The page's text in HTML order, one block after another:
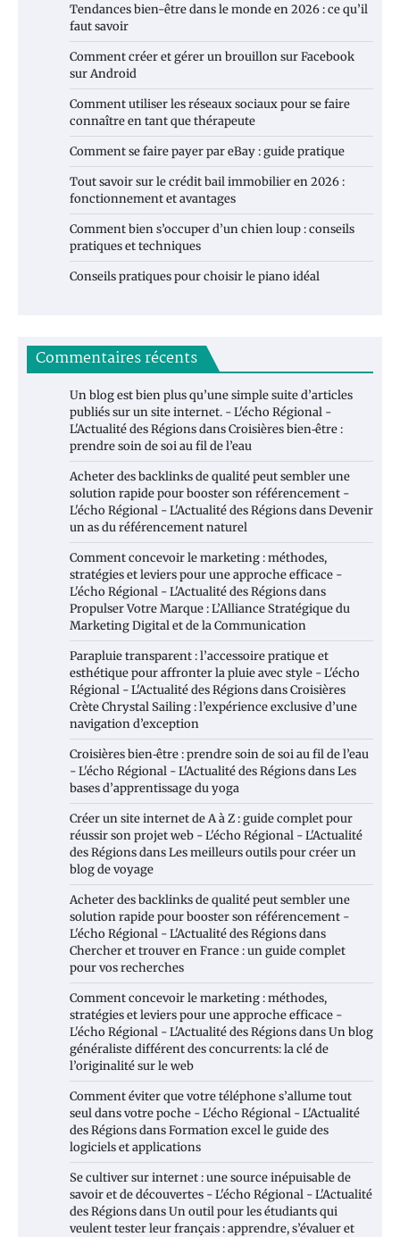
Tendances bien-être dans le monde en 2026 : ce qu’il
faut savoir
Comment créer et gérer un brouillon sur Facebook
sur Android
Comment utiliser les réseaux sociaux pour se faire
connaître en tant que thérapeute
Comment se faire payer par eBay : guide pratique
Tout savoir sur le crédit bail immobilier en 2026 :
fonctionnement et avantages
Comment bien s’occuper d’un chien loup : conseils
pratiques et techniques
Conseils pratiques pour choisir le piano idéal
Commentaires récents
Un blog est bien plus qu’une simple suite d’articles
publiés sur un site internet. - L'écho Régional -
L'Actualité des RégionsdansCroisières bien‑être :
prendre soin de soi au fil de l’eau
Acheter des backlinks de qualité peut sembler une
solution rapide pour booster son référencement -
L'écho Régional - L'Actualité des RégionsdansDevenir
un as du référencement naturel
Comment concevoir le marketing : méthodes,
stratégies et leviers pour une approche efficace -
L'écho Régional - L'Actualité des Régionsdans
Propulser Votre Marque : L’Alliance Stratégique du
Marketing Digital et de la Communication
Parapluie transparent : l’accessoire pratique et
esthétique pour affronter la pluie avec style - L'écho
Régional - L'Actualité des RégionsdansCroisières
Crète Chrystal Sailing : l’expérience exclusive d’une
navigation d’exception
Croisières bien‑être : prendre soin de soi au fil de l’eau
- L'écho Régional - L'Actualité des RégionsdansLes
bases d’apprentissage du yoga
Créer un site internet de A à Z : guide complet pour
réussir son projet web - L'écho Régional - L'Actualité
des RégionsdansLes meilleurs outils pour créer un
blog de voyage
Acheter des backlinks de qualité peut sembler une
solution rapide pour booster son référencement -
L'écho Régional - L'Actualité des Régionsdans
Chercher et trouver en France : un guide complet
pour vos recherches
Comment concevoir le marketing : méthodes,
stratégies et leviers pour une approche efficace -
L'écho Régional - L'Actualité des RégionsdansUn blog
généraliste différent des concurrents: la clé de
l’originalité sur le web
Comment éviter que votre téléphone s’allume tout
seul dans votre poche - L'écho Régional - L'Actualité
des RégionsdansFormation excel le guide des
logiciels et applications
Se cultiver sur internet : une source inépuisable de
savoir et de découvertes - L'écho Régional - L'Actualité
des RégionsdansUn outil pour les étudiants qui
veulent tester leur français : apprendre, s’évaluer et